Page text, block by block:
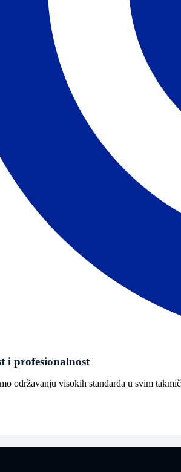
i profesionalnost
održavanju visokih standarda u svim